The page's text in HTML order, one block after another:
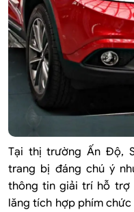
Tại thị trường Ấn Độ,
trang bị đáng chú ý
thông tin giải trí hỗ trợ
lăng tích hợp phím